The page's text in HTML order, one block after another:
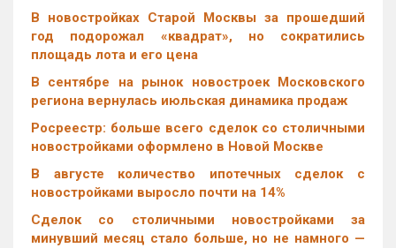
В новостройках Старой Москвы за прошедший
год подорожал «квадрат», но сократились
площадь лота и его цена
В сентябре на рынок новостроек Московского
региона вернулась июльская динамика продаж
Росреестр: больше всего сделок со столичными
новостройками оформлено в Новой Москве
В августе количество ипотечных сделок с
новостройками выросло почти на 14%
Cделок со столичными новостройками за
минувший месяц стало больше, но не намного —